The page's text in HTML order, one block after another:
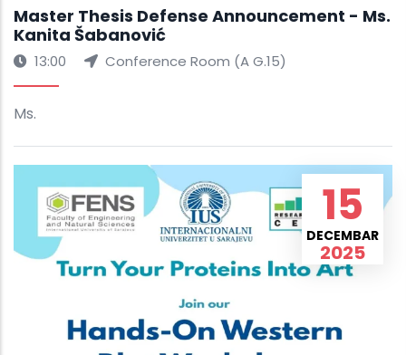
Master Thesis Defense Announcement - Ms.
Kanita Šabanović
13:00 Conference Room (A G.15)
Ms.
15
DECEMBAR
2025